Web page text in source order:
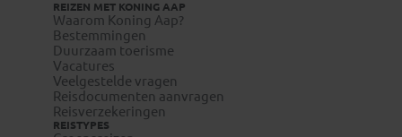
REIZEN MET KONING AAP
Waarom Koning Aap?
Bestemmingen
Duurzaam toerisme
Vacatures
Veelgestelde vragen
Reisdocumenten aanvragen
Reisverzekeringen
REISTYPES